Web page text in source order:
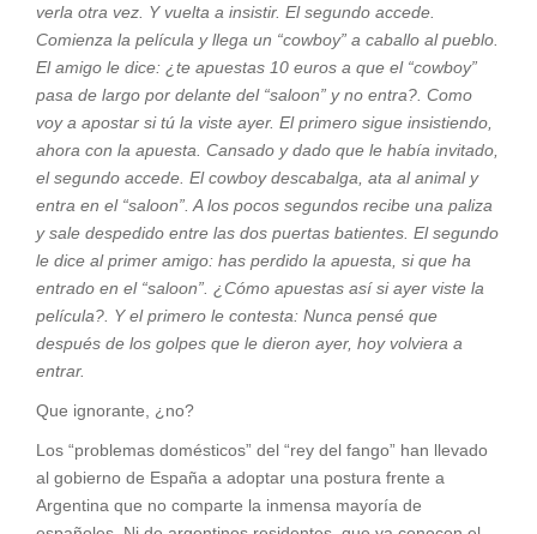
verla otra vez. Y vuelta a insistir. El segundo accede.
Comienza la película y llega un “cowboy” a caballo al pueblo.
El amigo le dice: ¿te apuestas 10 euros a que el “cowboy”
pasa de largo por delante del “saloon” y no entra?. Como
voy a apostar si tú la viste ayer. El primero sigue insistiendo,
ahora con la apuesta. Cansado y dado que le había invitado,
el segundo accede. El cowboy descabalga, ata al animal y
entra en el “saloon”. A los pocos segundos recibe una paliza
y sale despedido entre las dos puertas batientes. El segundo
le dice al primer amigo: has perdido la apuesta, si que ha
entrado en el “saloon”. ¿Cómo apuestas así si ayer viste la
película?. Y el primero le contesta: Nunca pensé que
después de los golpes que le dieron ayer, hoy volviera a
entrar.
Que ignorante, ¿no?
Los “problemas domésticos” del “rey del fango” han llevado
al gobierno de España a adoptar una postura frente a
Argentina que no comparte la inmensa mayoría de